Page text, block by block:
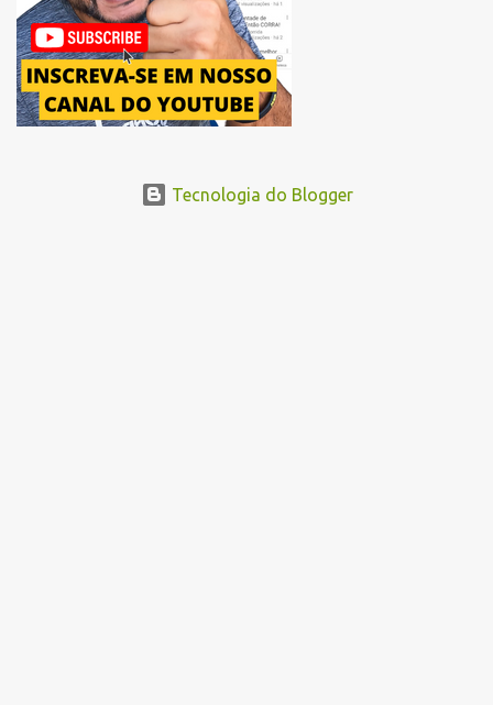
...
Tecnologia do Blogger